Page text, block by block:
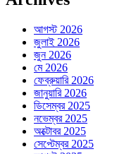
আগস্ট 2026
জুলাই 2026
জুন 2026
মে 2026
ফেব্রুয়ারি 2026
জানুয়ারি 2026
ডিসেম্বর 2025
নভেম্বর 2025
অক্টোবর 2025
সেপ্টেম্বর 2025